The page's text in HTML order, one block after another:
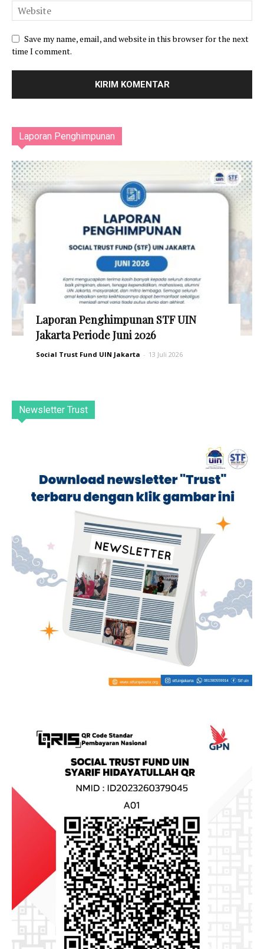
Save my name, email, and website in this browser for the next
time I comment.
Laporan Penghimpunan
Laporan Penghimpunan STF UIN
Jakarta Periode Juni 2026
Social Trust Fund UIN Jakarta - 13 Juli 2026
Newsletter Trust